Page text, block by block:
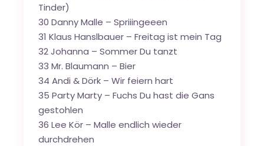
Tinder)
30 Danny Malle – Spriiingeeen
31 Klaus Hanslbauer – Freitag ist mein Tag
32 Johanna – Sommer Du tanzt
33 Mr. Blaumann – Bier
34 Andi & Dörk – Wir feiern hart
35 Party Marty – Fuchs Du hast die Gans
gestohlen
36 Lee Kör – Malle endlich wieder
durchdrehen